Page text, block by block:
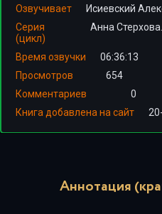
Озвучивает
Исиевский
Серия
(цикл)
Время озвучки
06:36:13
Просмотров
654
Комментариев
0
Книга добавлена на сайт
Аннотация